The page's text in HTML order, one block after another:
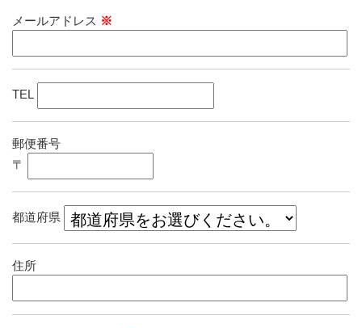
メールアドレス ※
TEL
郵便番号
〒
都道府県
住所